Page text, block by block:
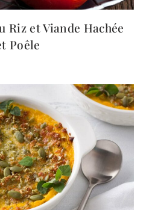
Riz et Viande Hachée
Poêle